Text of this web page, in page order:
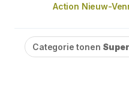
Action Nieuw-
Categorie tonen